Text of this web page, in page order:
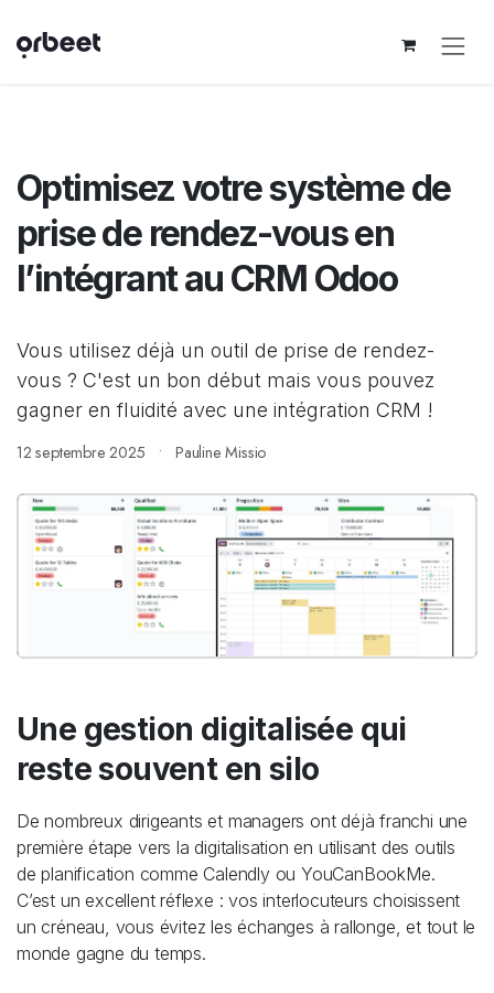
Optimisez votre système de
prise de rendez-vous en
l’intégrant au CRM Odoo
Vous utilisez déjà un outil de prise de rendez-
vous ? C'est un bon début mais vous pouvez
gagner en fluidité avec une intégration CRM !
12 septembre 2025 Pauline Missio
Une gestion digitalisée qui
reste souvent en silo
De nombreux dirigeants et managers ont déjà franchi une
première étape vers la digitalisation en utilisant des outils
de planification comme Calendly ou YouCanBookMe.
C’est un excellent réflexe : vos interlocuteurs choisissent
un créneau, vous évitez les échanges à rallonge, et tout le
monde gagne du temps.